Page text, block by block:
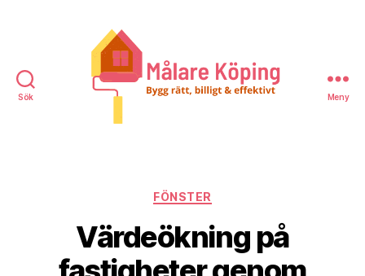
Sök Meny
Kategorier
FÖNSTER
Värdeökning på